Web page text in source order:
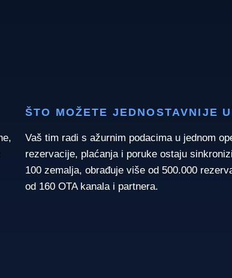
ŠTO MOŽETE JEDNOSTAVNIJE
Vaš tim radi s ažurnim podacima u jednom
rezervacije, plaćanja i poruke ostaju
100 zemalja, obrađuje više od 500.000
od 160 OTA kanala i partnera.